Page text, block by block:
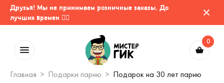
Друзья! Мы не принимаем розничные заказы. До
лучших времен 🤷‍♂️
0
Главная Подарки парню Подарок на 30 лет парню